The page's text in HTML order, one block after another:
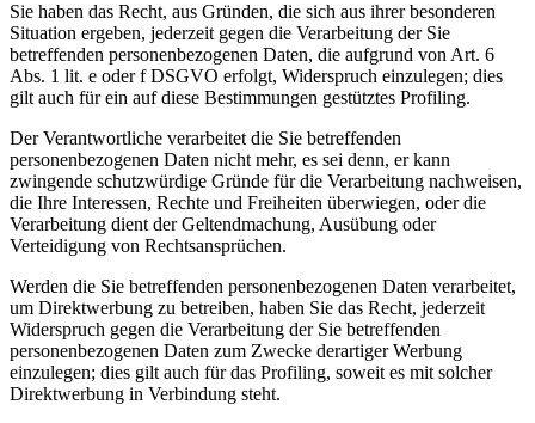
Sie haben das Recht, aus Gründen, die sich aus ihrer besonderen
Situation ergeben, jederzeit gegen die Verarbeitung der Sie
betreffenden personenbezogenen Daten, die aufgrund von Art. 6
Abs. 1 lit. e oder f DSGVO erfolgt, Widerspruch einzulegen; dies
gilt auch für ein auf diese Bestimmungen gestütztes Profiling.
Der Verantwortliche verarbeitet die Sie betreffenden
personenbezogenen Daten nicht mehr, es sei denn, er kann
zwingende schutzwürdige Gründe für die Verarbeitung nachweisen,
die Ihre Interessen, Rechte und Freiheiten überwiegen, oder die
Verarbeitung dient der Geltendmachung, Ausübung oder
Verteidigung von Rechtsansprüchen.
Werden die Sie betreffenden personenbezogenen Daten verarbeitet,
um Direktwerbung zu betreiben, haben Sie das Recht, jederzeit
Widerspruch gegen die Verarbeitung der Sie betreffenden
personenbezogenen Daten zum Zwecke derartiger Werbung
einzulegen; dies gilt auch für das Profiling, soweit es mit solcher
Direktwerbung in Verbindung steht.